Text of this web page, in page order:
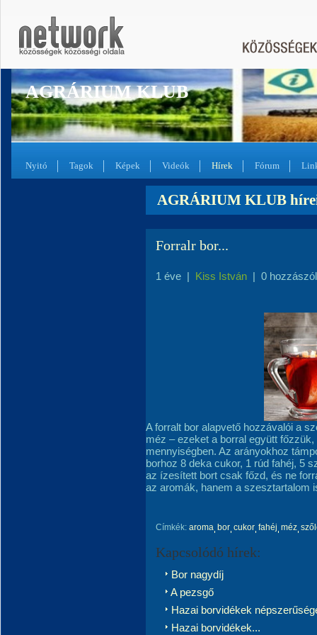
AGRÁRIUM KLUB
Nyitó Tagok Képek Videók Hírek Fórum
AGRÁRIUM KLUB
Forralr bor...
1 éve | Kiss István | 0
A forralt bor alapvető hozzávalói a
méz – ezeket a borral együtt
mennyiségben. Az arányokhoz
borhoz 8 deka cukor, 1 rúd fahéj, 5
az ízesített bort csak főzd, és ne
az aromák, hanem a szesztartalom
Címkék: aroma bor cukor fahéj méz
Kapcsolódó hírek:
Bor nagydíj
A pezsgő
Hazai borvidékek
Hazai borvidékek...